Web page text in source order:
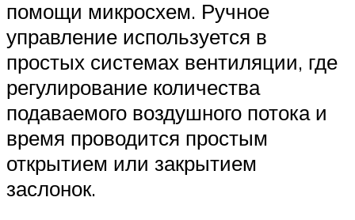
помощи микросхем. Ручное
управление используется в
простых системах вентиляции, где
регулирование количества
подаваемого воздушного потока и
время проводится простым
открытием или закрытием
заслонок.